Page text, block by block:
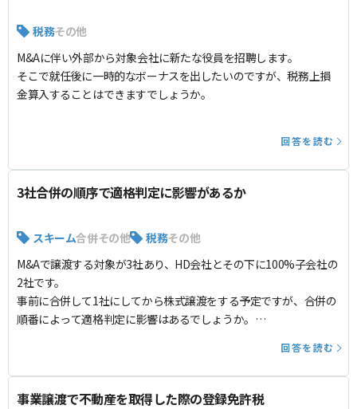
税務その他
M&Aに伴い外部から対象会社に新たな役員を招聘します。
そこで就任後に一時的なボーナスを出したいのですが、税務上損
金算入することはできますでしょうか。
回答を読む
3社合併の順序で適格判定に影響があるか
スキーム合併その他 税務その他
M&Aで譲渡する対象が3社あり、HD会社とその下に100%子会社の
2社です。
事前に合併して1社にしてから株式譲渡をする予定ですが、合併の
順番によって適格判定に影響はあるでしょうか。
然かと思いますが、先にHDと子会社を合併してから残り1社と合
併してもいいでしょうか。
回答を読む
事業譲渡で不動産を取得した際の登録免許税